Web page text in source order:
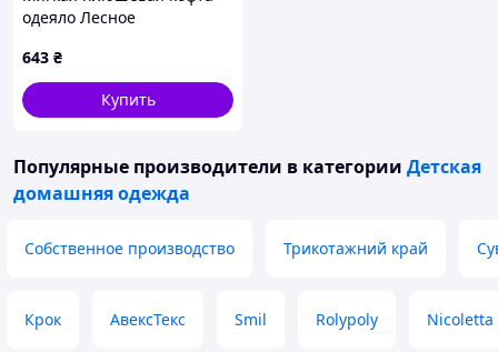
одеяло Лесное
315314EM3
643 ₴
Купить
Популярные производители в категории Детская
домашняя одежда
Собственное производство Трикотажний край
Крок АвексТекс Smil Rolypoly Nicoletta